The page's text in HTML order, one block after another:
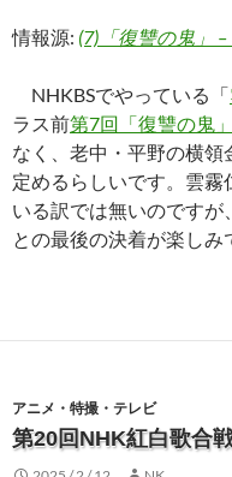
情報源: (7)「復讐の鬼」
NHKBSでやっている「
ラス前第7回「復讐の鬼」
なく、老中・平野の横
定めるらしいです。雲霧
いる訳では無いのです
との最後の決着が楽しみ
アニメ・特撮・テレビ
第20回NHK紅白歌合